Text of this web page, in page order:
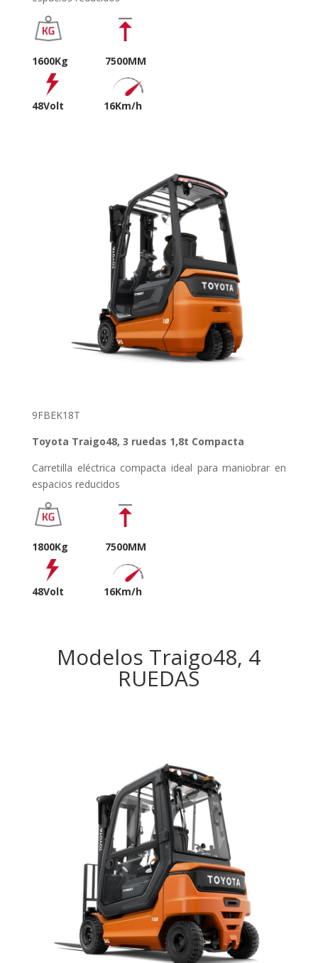
1600Kg 7500MM
48Volt 16Km/h
9FBEK18T
Toyota Traigo48, 3 ruedas 1,8t Compacta
Carretilla eléctrica compacta ideal para maniobrar en
espacios reducidos
1800Kg 7500MM
48Volt 16Km/h
Modelos Traigo48, 4
RUEDAS